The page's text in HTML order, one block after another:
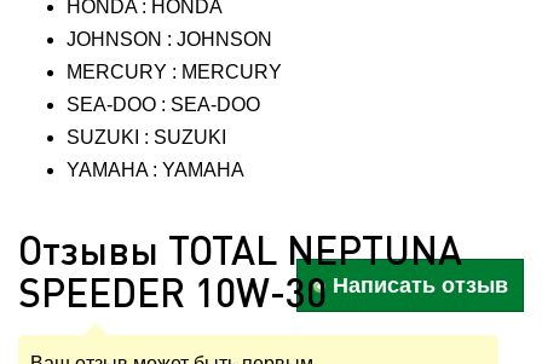
HONDA : HONDA
JOHNSON : JOHNSON
MERCURY : MERCURY
SEA-DOO : SEA-DOO
SUZUKI : SUZUKI
YAMAHA : YAMAHA
Отзывы TOTAL NEPTUNA
SPEEDER 10W-30 Написать отзыв